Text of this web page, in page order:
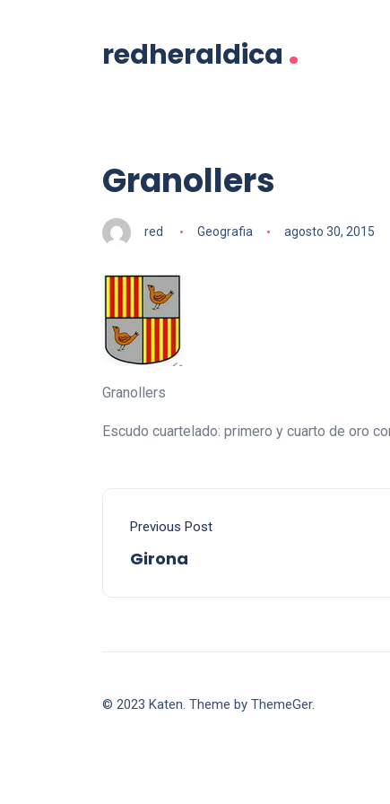
redheraldica .
Granollers
red Geografia agosto 30, 2015
Granollers
Escudo cuartelado: primero y cuarto de oro
Previous Post
Girona
© 2023 Katen. Theme by ThemeGer.